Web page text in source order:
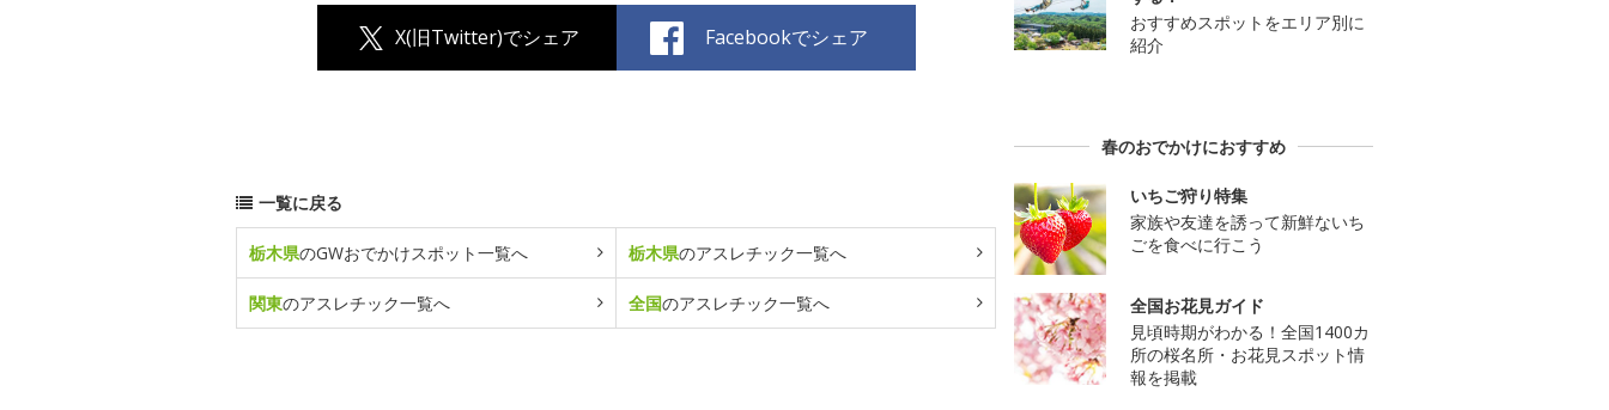
X(旧Twitter)でシェア Facebookでシェア
一覧に戻る
栃木県のGWおでかけスポット一覧へ 栃木県のアスレチック一覧へ
関東のアスレチック一覧へ 全国のアスレチック一覧へ
おすすめスポットをエリア別に
紹介
春のおでかけにおすすめ
いちご狩り特集
家族や友達を誘って新鮮ないち
ごを食べに行こう
全国お花見ガイド
見頃時期がわかる！全国1400カ
所の桜名所・お花見スポット情
報を掲載